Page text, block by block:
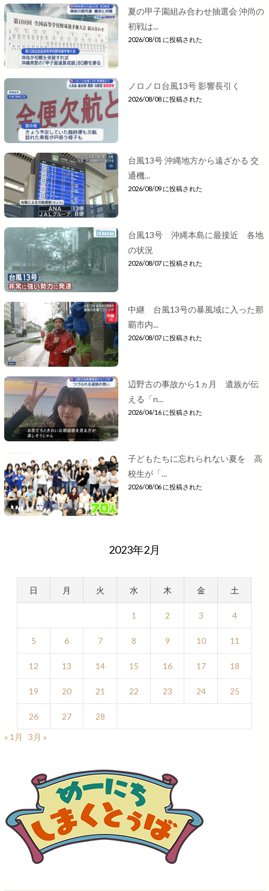
夏の甲子園組み合わせ抽選会 沖尚の
初戦は...
2026/08/01 に投稿された
ノロノロ台風13号 影響長引く
2026/08/08 に投稿された
台風13号 沖縄地方から遠ざかる 交
通機...
2026/08/09 に投稿された
台風13号 沖縄本島に最接近 各地
の状況
2026/08/07 に投稿された
中継 台風13号の暴風域に入った那
覇市内...
2026/08/07 に投稿された
辺野古の事故から1ヵ月 遺族が伝
える「n...
2026/04/16 に投稿された
子どもたちに忘れられない夏を 高
校生が「...
2026/08/06 に投稿された
2023年2月
日 月 火 水 木 金 土
1 2 3 4
5 6 7 8 9 10 11
12 13 14 15 16 17 18
19 20 21 22 23 24 25
26 27
28
« 1月
3月 »